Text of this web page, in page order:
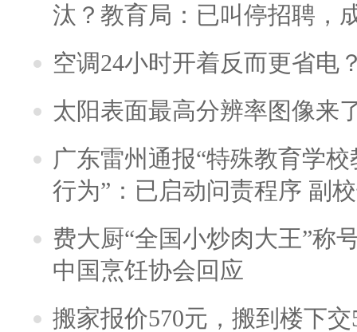
汰？教育局：已叫停招聘，
空调24小时开着反而更省电
太阳表面最高分辨率图像来
广东雷州通报“特殊教育学
行为”：已启动问责程序 副
费大厨“全国小炒肉大王”称
中国烹饪协会回应
搬家报价570元，搬到楼下